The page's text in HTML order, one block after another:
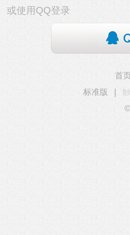
或使用QQ登录
首
标准版